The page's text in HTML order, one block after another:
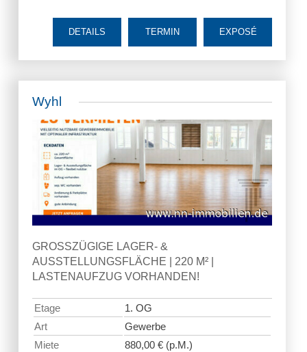
EXPOSÉ
TERMIN
DETAILS
Wyhl
GROSSZÜGIGE LAGER- & A
USSTELLUNGSFLÄCHE | 220 M² | L
ASTENAUFZUG VORHANDEN!
Etage
1. OG
Art
Gewerbe
Miete
880,00 € (p.M.)